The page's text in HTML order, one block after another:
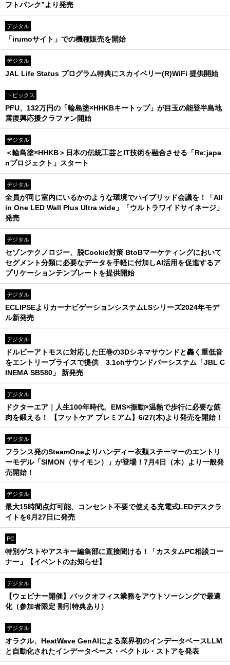
フトバンク”より発売
デジタル
「irumoサイト」での機種販売を開始
デジタル
JAL Life Status プログラム特典にスカイベリー(R)WiFi 提供開始
トピックス
PFU、132万円の「輪島塗×HHKBキートップ」が目玉の能登半島地
震復興応援クラファン開始
デジタル
＜輪島塗×HHKB＞日本の伝統工芸とIT技術を融合させる「Re:japa
nプロジェクト」スタート
デジタル
全員が同じ室内にいるかのような環境でハイブリッド会議を！「All
in One LED Wall Plus Ultra wide」「ウルトラワイドサイネージ」
発売
デジタル
セゾンテクノロジー、脱Cookie対策 BtoBマーケティングにおいて
セグメント分類に必要なデータを手軽に付加しAI活用を促進するア
プリケーションテンプレートを提供開始
デジタル
ECLIPSEよりカーナビゲーションシステムLSシリーズ2024年モデ
ル新発売
デジタル
ドルビーアトモスに対応した圧巻の3Dシネマサウンドと轟く重低音
をエントリープライスで提供 3.1chサウンドバーシステム「JBL C
INEMA SB580」 新発売
デジタル
ドクターエア｜人生100年時代。EMS×振動×温熱で歩行に必要な筋
肉を鍛える！ 【フットケア プレミアム】6/27(木)より発売を開始！
デジタル
フランス発のSteamOneよりハンディー衣類スチーマーのエントリ
ーモデル「SIMON（サイモン）」が登場！7月4日（木）より一般発
売開始！
デジタル
最大15時間点灯可能、コンセント不要で使える充電式LEDデスクラ
イトを6月27日に発売
PC
特別ゲストやアスキー編集部に直接聞ける！「カスタムPC相談コー
ナー」【イベントのお知らせ】
デジタル
【ウェビナー開催】バックオフィス業務をアウトソーシングで最適
化（参加者限定 割引特典あり）
デジタル
オラクル、HeatWave GenAIによる業界初のインデータベースLLM
と自動化されたインデータベース・ベクトル・ストアを発表